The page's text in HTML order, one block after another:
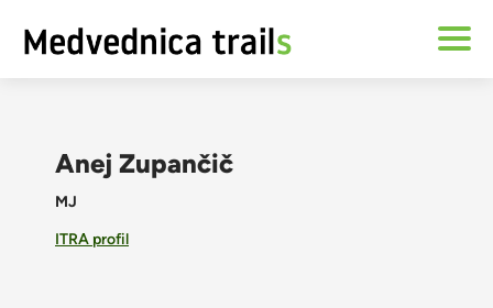
Anej Zupančič
MJ
ITRA profil